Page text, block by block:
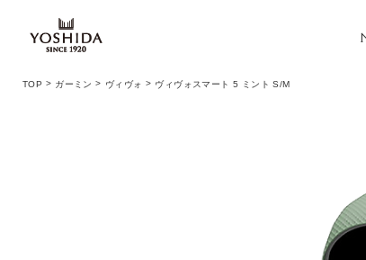
TOP ガーミン ヴィヴォ ヴィヴォスマート 5 ミント S/M